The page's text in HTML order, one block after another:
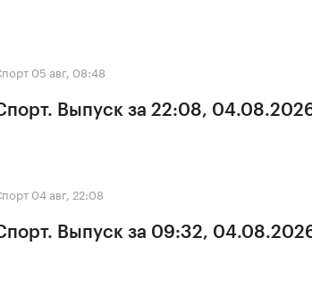
05 авг, 08:48
Выпуск за 22:08,
04 авг, 22:08
Выпуск за 09:32,